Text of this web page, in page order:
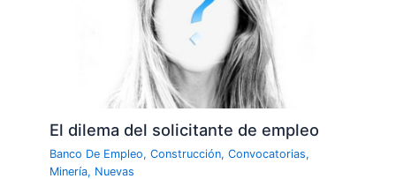
El dilema del solicitante de empleo
Banco De Empleo,Construcción,Convocatorias,
Minería, Nuevas